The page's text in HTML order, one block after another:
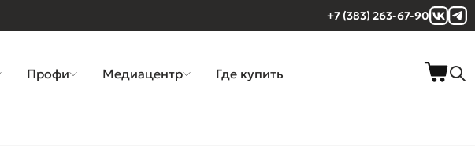
+7 (383) 263-67-90
Профи Медиацентр Где купить